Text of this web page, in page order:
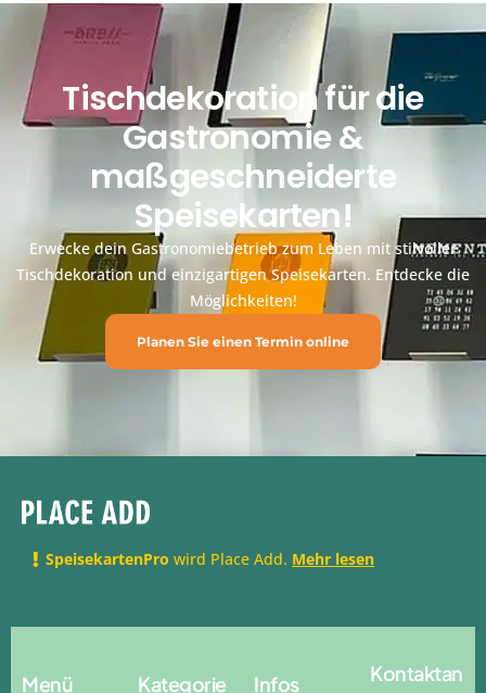
Tischdekoration für die
Gastronomie &
maßgeschneiderte
Speisekarten!
Erwecke dein Gastronomiebetrieb zum Leben mit stilvoller
Tischdekoration und einzigartigen Speisekarten. Entdecke die
Möglichkeiten!
Planen Sie einen Termin online
SpeisekartenPro wird Place Add. Mehr lesen
Menü
Kategorie
Infos
Kontaktan